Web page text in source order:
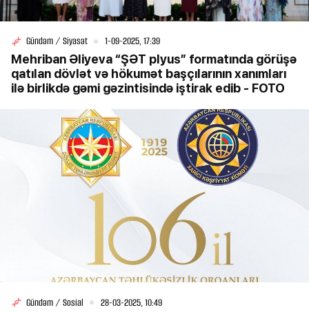
Gündəm / Siyasət 1-09-2025, 17:39
Mehriban Əliyeva “ŞƏT plyus” formatında görüşə
qatılan dövlət və hökumət başçılarının xanımları
ilə birlikdə gəmi gəzintisində iştirak edib - FOTO
Gündəm / Sosial 28-03-2025, 10:49